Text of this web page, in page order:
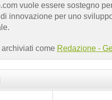
vuole essere sostegno
innovazione per uno
come Redazione -